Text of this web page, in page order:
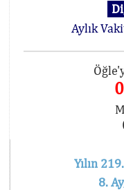
Aylık
Yılın
8.